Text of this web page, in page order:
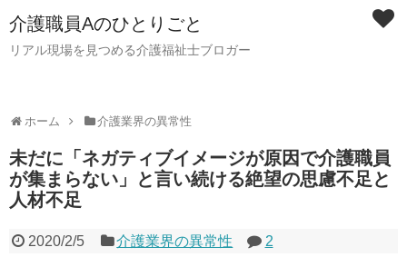
介護職員Aのひとりごと
リアル現場を見つめる介護福祉士ブロガー
ホーム 介護業界の異常性
未だに「ネガティブイメージが原因で介護職員
が集まらない」と言い続ける絶望の思慮不足と
人材不足
2020/2/5 介護業界の異常性 2